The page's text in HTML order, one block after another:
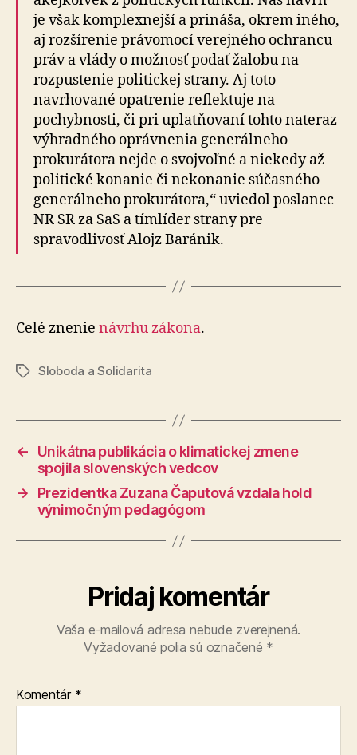
je však komplexnejší a prináša, okrem iného,
aj rozšírenie právomocí verejného ochrancu
práv a vlády o možnosť podať žalobu na
rozpustenie politickej strany. Aj toto
navrhované opatrenie reflektuje na
pochybnosti, či pri uplatňovaní tohto nateraz
výhradného oprávnenia generálneho
prokurátora nejde o svojvoľné a niekedy až
politické konanie či nekonanie súčasného
generálneho prokurátora,“ uviedol poslanec
NR SR za SaS a tímlíder strany pre
spravodlivosť Alojz Baránik.
Celé znenie návrhu zákona.
ZnačkySloboda a Solidarita
←
Unikátna publikácia o klimatickej zmene
spojila slovenských vedcov
→
Prezidentka Zuzana Čaputová vzdala hold
výnimočným pedagógom
Pridaj komentár
Vaša e-mailová adresa nebude zverejnená.
Vyžadované polia sú označené *
Komentár *